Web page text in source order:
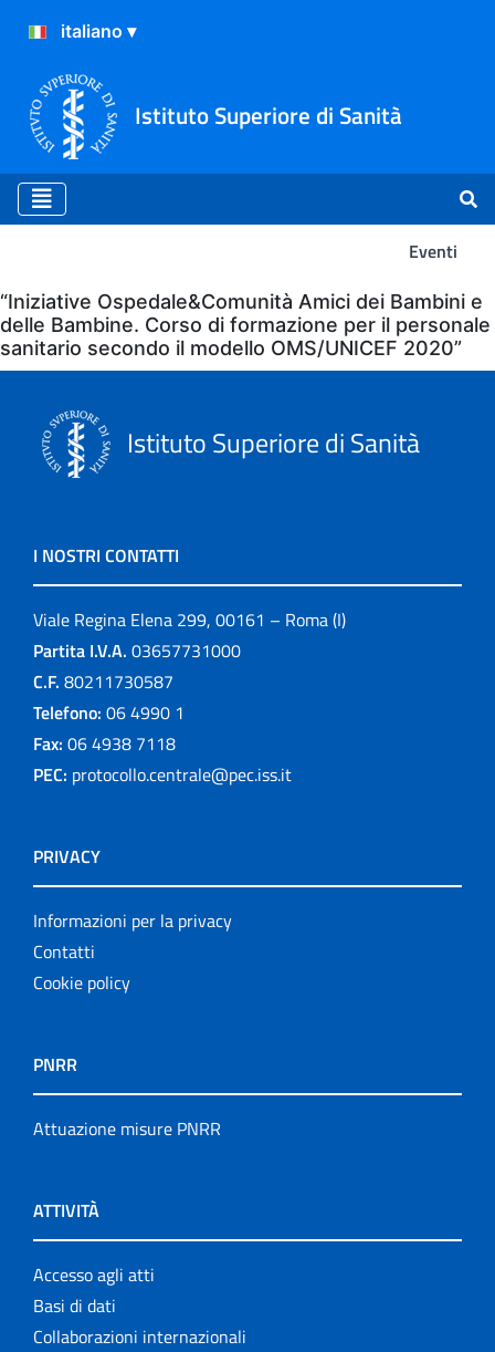
Istituto Superiore di Sanità
Eventi
Eventi
“Iniziative Ospedale&Comunità Amici dei Bambini e
delle Bambine. Corso di formazione per il personale
sanitario secondo il modello OMS/UNICEF 2020”
Istituto Superiore di Sanità
I NOSTRI CONTATTI
Viale Regina Elena 299, 00161 – Roma (I)
Partita I.V.A. 03657731000
C.F. 80211730587
Telefono: 06 4990 1
Fax: 06 4938 7118
PEC: protocollo.centrale@pec.iss.it
PRIVACY
Informazioni per la privacy
Contatti
Cookie policy
PNRR
Attuazione misure PNRR
ATTIVITÀ
Accesso agli atti
Basi di dati
Collaborazioni internazionali